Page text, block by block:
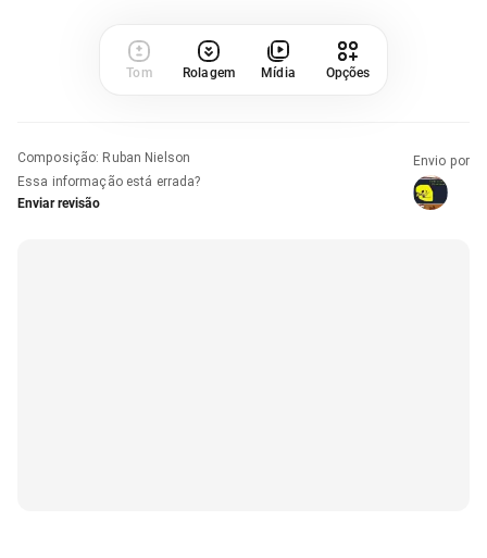
Tom Rolagem Mídia Opções
Composição: Ruban Nielson
Essa informação está errada?
Enviar revisão
Envio por